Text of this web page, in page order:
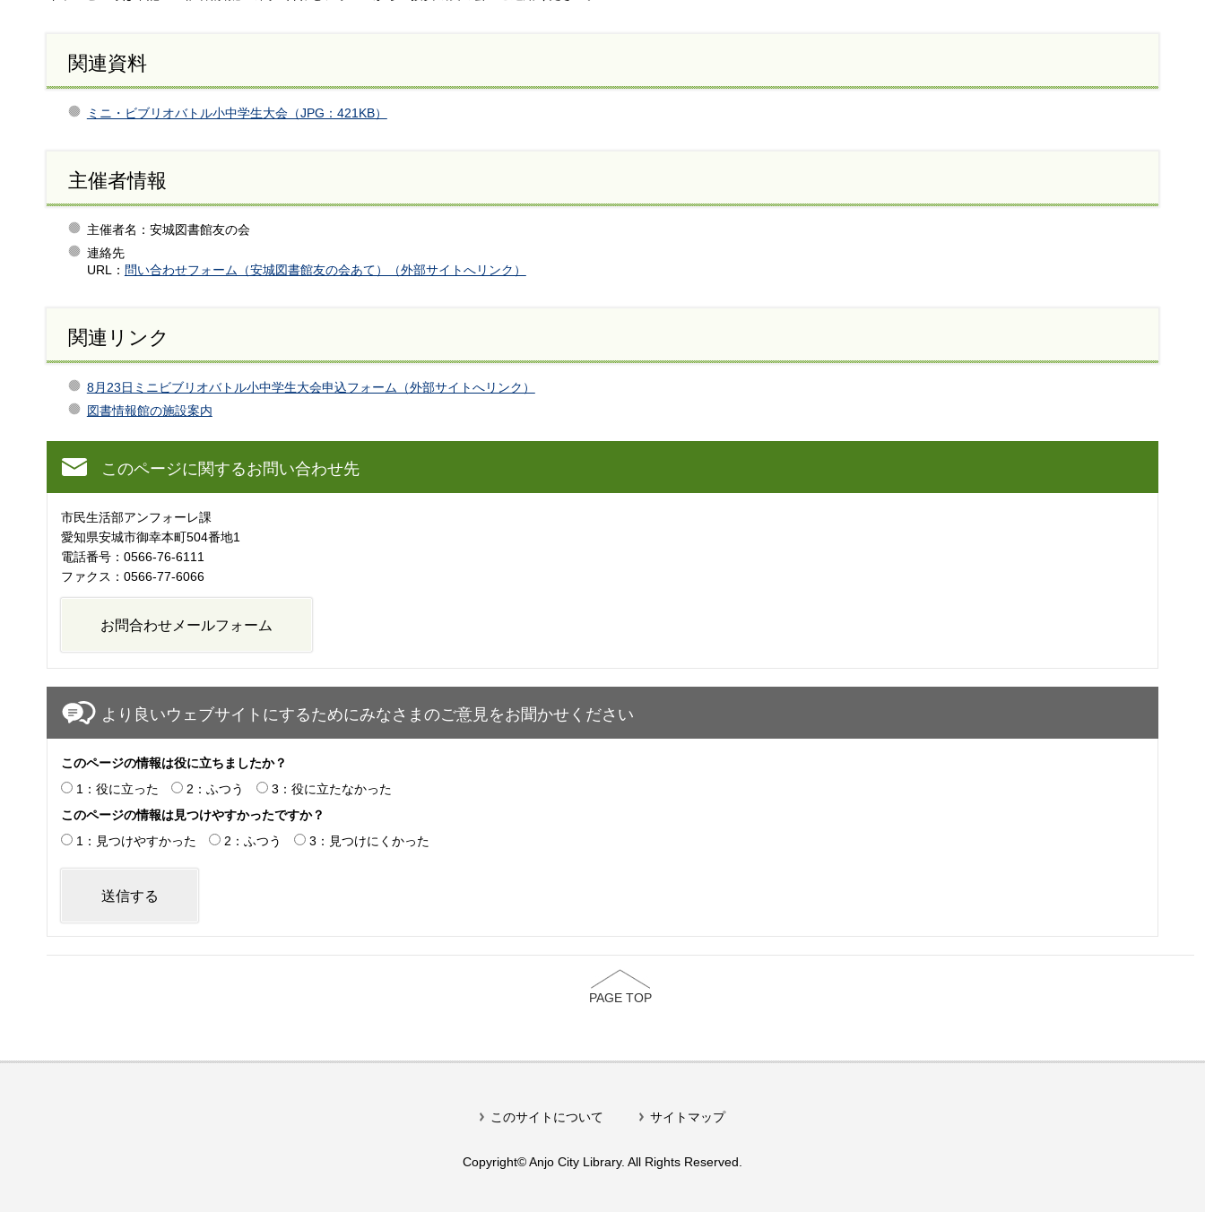
関連資料
ミニ・ビブリオバトル小中学生大会（JPG：421KB）
主催者情報
主催者名：安城図書館友の会
連絡先
URL： 問い合わせフォーム（安城図書館友の会あて）（外部サイトへリンク）
関連リンク
8月23日ミニビブリオバトル小中学生大会申込フォーム（外部サイトへリンク）
図書情報館の施設案内
このページに関するお問い合わせ先
市民生活部アンフォーレ課
愛知県安城市御幸本町504番地1
電話番号：0566-76-6111
ファクス：0566-77-6066
より良いウェブサイトにするためにみなさまのご意見をお聞かせください
このページの情報は役に立ちましたか？
1：役に立った
2：ふつう
3：役に立たなかった
このページの情報は見つけやすかったですか？
1：見つけやすかった
2：ふつう 3：見つけにくかった
PAGE TOP
このサイトについて サイトマップ
Copyright© Anjo City Library. All Rights Reserved.